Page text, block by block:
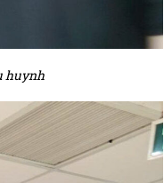
huynh